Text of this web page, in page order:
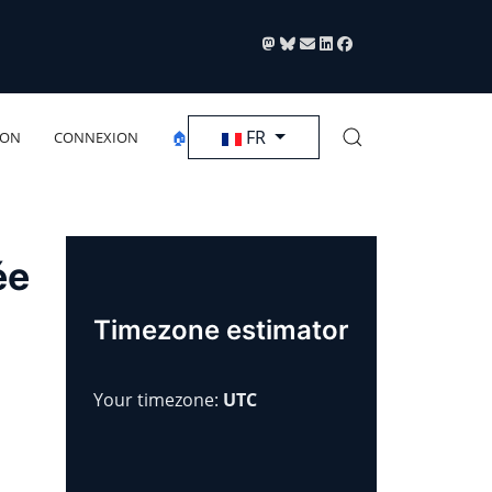
CONNEXION 🏠 Sélectionnez votre langue
FR
Timezone estimator
Your timezone: UTC